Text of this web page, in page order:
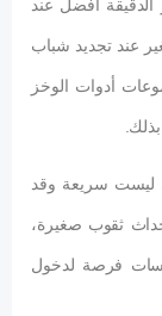
الدقيقة أفضل عند
عند تجديد شباب
أدوات الوخز
ليست سريعة وقد
ثقوب صغيرة،
فرصة لدخول